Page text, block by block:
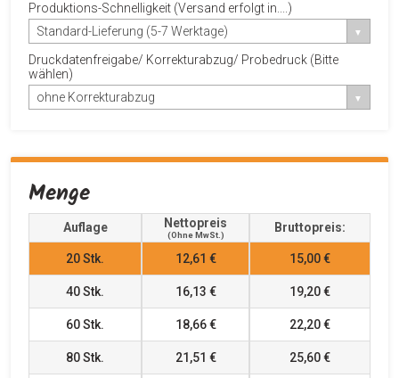
Produktions-Schnelligkeit (Versand erfolgt in....)
Standard-Lieferung (5-7 Werktage)
Druckdatenfreigabe/ Korrekturabzug/ Probedruck (Bitte
wählen)
ohne Korrekturabzug
Menge
Auflage Nettopreis
(ohne MwSt.)
Bruttopreis:
20Stk. 12,61 € 15,00 €
40Stk. 16,13 € 19,20 €
60Stk. 18,66 € 22,20 €
80Stk. 21,51 € 25,60 €